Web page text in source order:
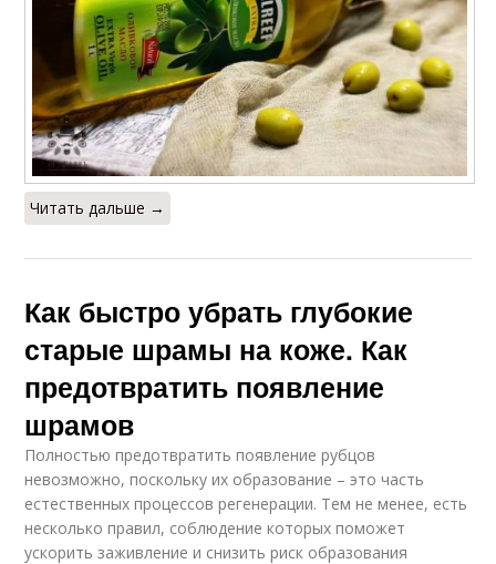
Читать дальше →
Как быстро убрать глубокие
старые шрамы на коже. Как
предотвратить появление
шрамов
Полностью предотвратить появление рубцов
невозможно, поскольку их образование – это часть
естественных процессов регенерации. Тем не менее, есть
несколько правил, соблюдение которых поможет
ускорить заживление и снизить риск образования